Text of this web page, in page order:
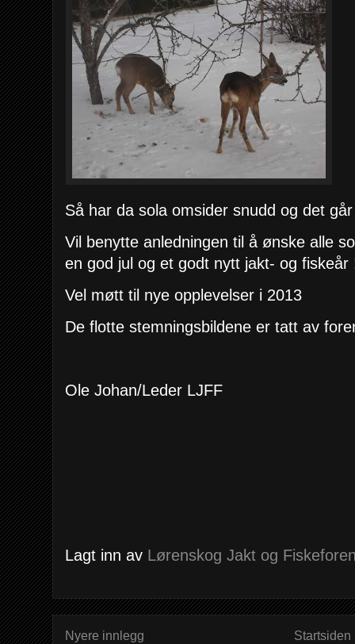
Så har da sola omsider snudd og det
Vil benytte anledningen til å ønske alle
en god jul og et godt nytt jakt- og fiskeår
Vel møtt til nye opplevelser i 2013
De flotte stemningsbildene er tatt av
Ole Johan/Leder LJFF
Lagt inn av Lørenskog Jakt og
Nyere innlegg Startsiden